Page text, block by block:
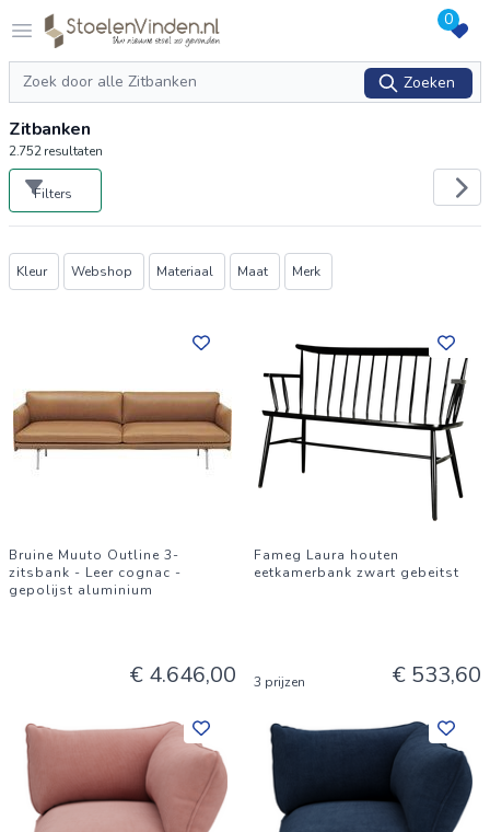
Open menu
Logo stoelenvinden.nl 0
Zoeken
Zoeken
Zitbanken
2.752resultaten
Filters
Producten
Kleur Webshop Materiaal Maat Merk
Bruine Muuto Outline 3-
zitsbank - Leer cognac -
gepolijst aluminium
€ 4.646,00
Fameg Laura houten
eetkamerbank zwart gebeitst
3 prijzen € 533,60